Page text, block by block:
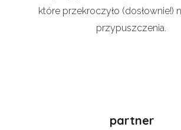
które przekroczyło (dosłownie!)
przypuszczenia.
partner